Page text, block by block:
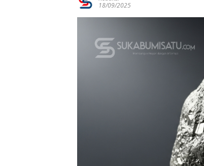
18/09/2025